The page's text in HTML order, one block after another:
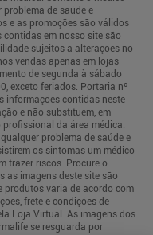
de saúde e
e as promoções são válidos
em nosso site são
sujeitos a alterações no
vendas apenas em lojas
de segunda à sábado
exceto feriados. Portaria nº
informações contidas neste
e não substituem, em
da área médica.
problema de saúde e
os sintomas um médico
trazer riscos. Procure o
as imagens deste site são
produtos varia de acordo com
frete e condições de
Loja Virtual. As imagens dos
se resguarda por